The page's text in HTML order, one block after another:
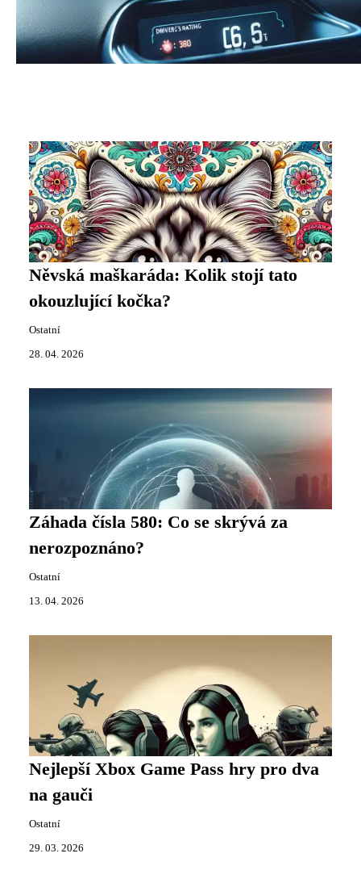
Něvská maškaráda: Kolik stojí tato
okouzlující kočka?
Ostatní
28. 04. 2026
Záhada čísla 580: Co se skrývá za
nerozpoznáno?
Ostatní
13. 04. 2026
Nejlepší Xbox Game Pass hry pro dva
na gauči
Ostatní
29. 03. 2026